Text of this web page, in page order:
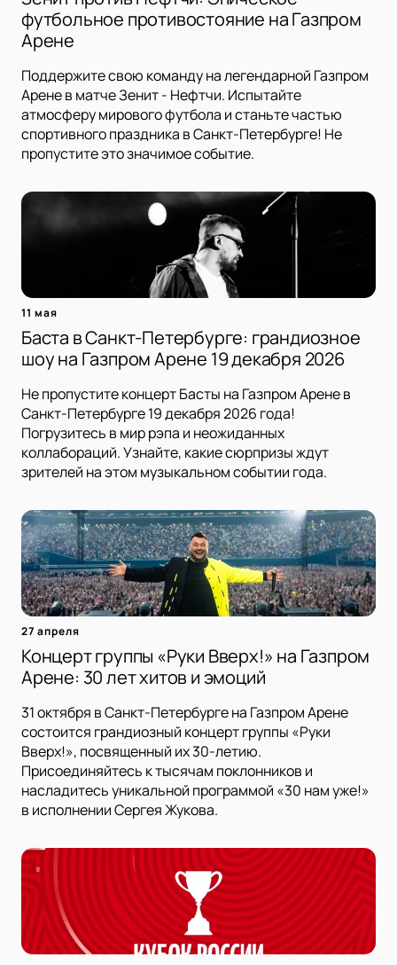
футбольное противостояние на Газпром
Арене
Поддержите свою команду на легендарной Газпром
Арене в матче Зенит - Нефтчи. Испытайте
атмосферу мирового футбола и станьте частью
спортивного праздника в Санкт-Петербурге! Не
пропустите это значимое событие.
11 мая
Баста в Санкт-Петербурге: грандиозное
шоу на Газпром Арене 19 декабря 2026
Не пропустите концерт Басты на Газпром Арене в
Санкт-Петербурге 19 декабря 2026 года!
Погрузитесь в мир рэпа и неожиданных
коллабораций. Узнайте, какие сюрпризы ждут
зрителей на этом музыкальном событии года.
27 апреля
Концерт группы «Руки Вверх!» на Газпром
Арене: 30 лет хитов и эмоций
31 октября в Санкт-Петербурге на Газпром Арене
состоится грандиозный концерт группы «Руки
Вверх!», посвященный их 30-летию.
Присоединяйтесь к тысячам поклонников и
насладитесь уникальной программой «30 нам уже!»
в исполнении Сергея Жукова.